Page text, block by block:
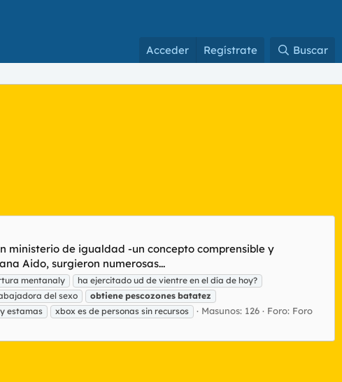
Acceder Regístrate Buscar
ministerio de igualdad -un concepto comprensible y
Aido, surgieron numerosas...
mentanaly
ha ejercitado ud de vientre en el día de hoy?
del sexo obtiene pescozones batatez
estamas xbox es de personas sin recursos Masunos: 126 Foro: Foro